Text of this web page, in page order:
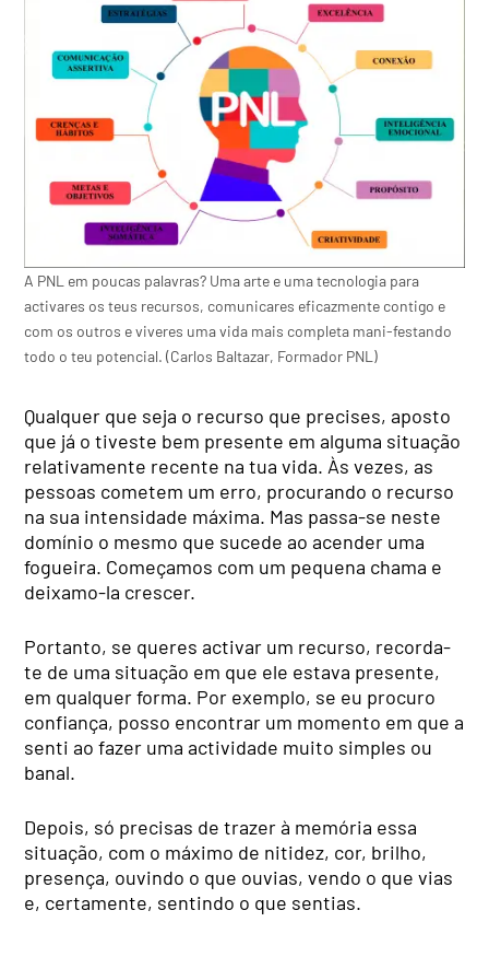
A PNL em poucas palavras? Uma arte e uma tecnologia para
activares os teus recursos, comunicares eficazmente contigo e
com os outros e viveres uma vida mais completa mani-festando
todo o teu potencial. (Carlos Baltazar, Formador PNL)
Qualquer que seja o recur­so que precises, aposto
que já o tiveste bem presente em al­guma situação
relativamente recente na tua vida. Às vezes, as
pessoas cometem um erro, procurando o recurso
na sua intensidade máxima. Mas passa-se neste
domínio o mesmo que sucede ao acen­der uma
fogueira. Começa­mos com um pequena chama e
deixamo-la crescer.
Portanto, se queres acti­var um recurso, recorda-
te de uma situação em que ele estava presente,
em qual­quer forma. Por exemplo, se eu procuro
confiança, posso encontrar um momento em que a
senti ao fazer uma ac­tividade muito simples ou
banal.
Depois, só precisas de tra­zer à memória essa
situação, com o máximo de nitidez, cor, brilho,
presença, ouvin­do o que ouvias, vendo o que vias
e, certamente, sentindo o que sentias.